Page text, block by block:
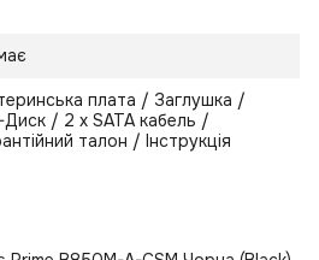
плата / Заглушка /
Диск / 2 х SATA кабель /
талон / Інструкція